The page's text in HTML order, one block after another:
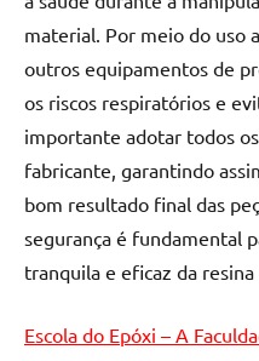
material. Por meio do uso
outros equipamentos de
os riscos respiratórios e
importante adotar todos
fabricante, garantindo
bom resultado final das
segurança é fundamental
tranquila e eficaz da resina
Escola do Epóxi – A